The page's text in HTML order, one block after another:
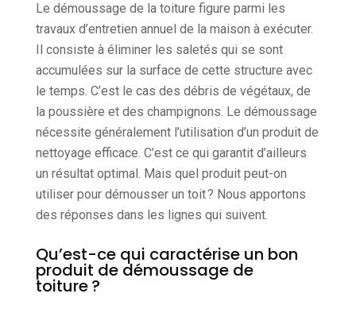
Le démoussage de la toiture figure parmi les
travaux d’entretien annuel de la maison à exécuter.
Il consiste à éliminer les saletés qui se sont
accumulées sur la surface de cette structure avec
le temps. C’est le cas des débris de végétaux, de
la poussière et des champignons. Le démoussage
nécessite généralement l’utilisation d’un produit de
nettoyage efficace. C’est ce qui garantit d’ailleurs
un résultat optimal. Mais quel produit peut-on
utiliser pour démousser un toit ? Nous apportons
des réponses dans les lignes qui suivent.
Qu’est-ce qui caractérise un bon
produit de démoussage de
toiture ?